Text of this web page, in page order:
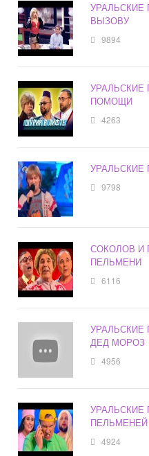
ВЫЗОВУ
9894
ПОМОЩИ
4263
УРАЛЬСКИЕ
9798
СОКОЛОВ И
ПЕЛЬМЕНИ
6116
УРАЛЬСКИЕ
ДЕД МОРОЗ
4956
УРАЛЬСКИЕ
4924